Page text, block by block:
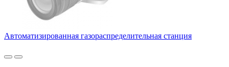
Автоматизированная газораспределительная станция